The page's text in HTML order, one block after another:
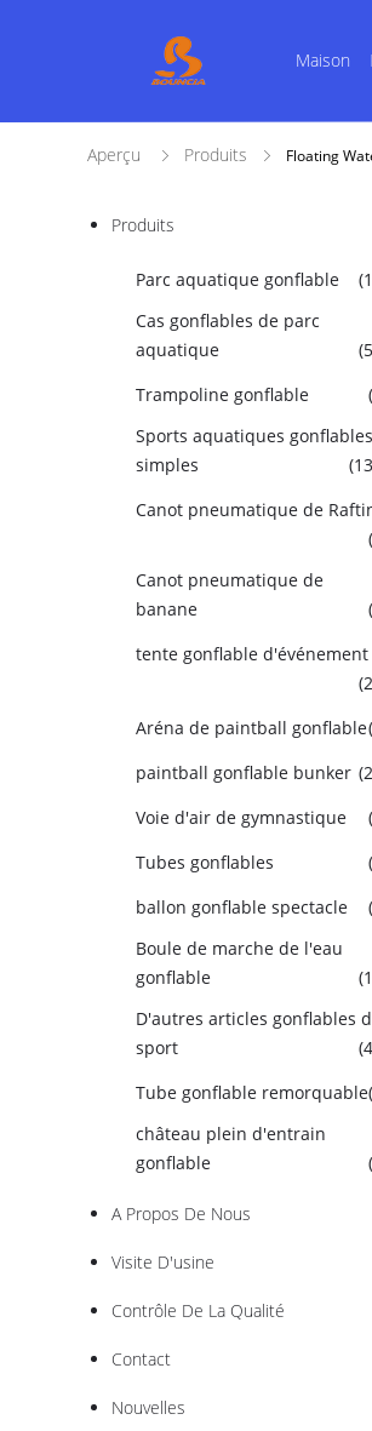
Maison
Aperçu Produits Floating
Produits
Parc aquatique gonflable
Cas gonflables de parc
aquatique
Trampoline gonflable
Sports aquatiques gonflables
simples
Canot pneumatique de
Canot pneumatique de
banane
tente gonflable d'événement
Aréna de paintball gonflable
paintball gonflable bunker
Voie d'air de gymnastique
Tubes gonflables
ballon gonflable spectacle
Boule de marche de l'eau
gonflable
D'autres articles gonflables
sport
Tube gonflable remorquable
château plein d'entrain
gonflable
A Propos De Nous
Visite D'usine
Contrôle De La Qualité
Contact
Nouvelles